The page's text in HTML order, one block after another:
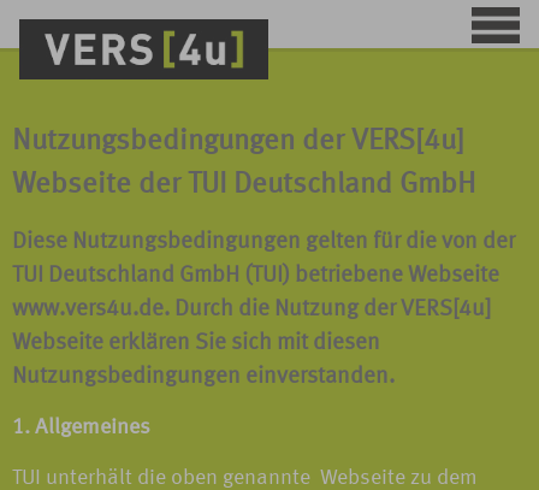
Nutzungsbedingungen der VERS[4u]
Webseite der TUI Deutschland GmbH
Diese Nutzungsbedingungen gelten für die von der
TUI Deutschland GmbH (TUI) betriebene Webseite
www.vers4u.de. Durch die Nutzung der VERS[4u]
Webseite erklären Sie sich mit diesen
Nutzungsbedingungen einverstanden.
1. Allgemeines
TUI unterhält die oben genannte Webseite zu dem